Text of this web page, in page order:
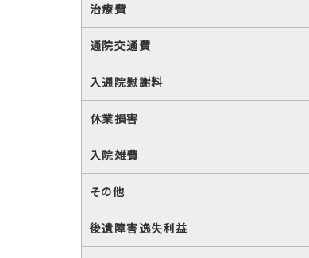
治療費
通院交通費
入通院慰謝料
休業損害
入院雑費
その他
後遺障害逸失利益